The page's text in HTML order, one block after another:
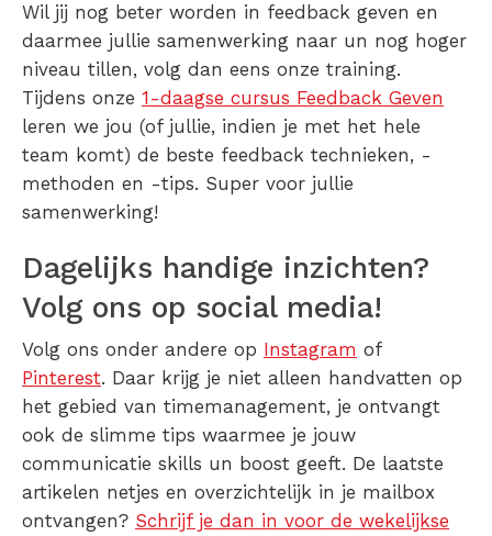
Wil jij nog beter worden in feedback geven en
daarmee jullie samenwerking naar un nog hoger
niveau tillen, volg dan eens onze training.
Tijdens onze 1-daagse cursus Feedback Geven
leren we jou (of jullie, indien je met het hele
team komt) de beste feedback technieken, -
methoden en -tips. Super voor jullie
samenwerking!
Dagelijks handige inzichten?
Volg ons op social media!
Volg ons onder andere op Instagram of
Pinterest. Daar krijg je niet alleen handvatten op
het gebied van timemanagement, je ontvangt
ook de slimme tips waarmee je jouw
communicatie skills un boost geeft. De laatste
artikelen netjes en overzichtelijk in je mailbox
ontvangen? Schrijf je dan in voor de wekelijkse